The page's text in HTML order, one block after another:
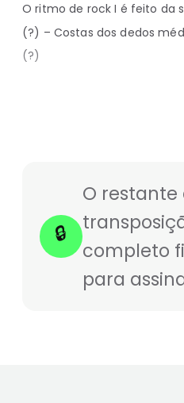
O ritmo de rock I é feito da
(?) – Costas dos dedos
(?)
🔒
O restante
completo
para